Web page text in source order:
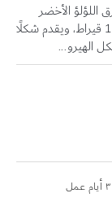
اللؤلؤ الأخضر
الداكن الغني، وهو مصنوع من الذهب الأصفر عيار 18 قيراط، ويقدم شكلًا
الهيرو...